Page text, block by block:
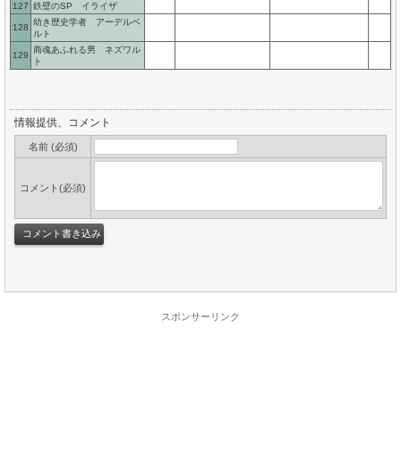
127 鉄壁のSP イライザ
128
幼き歴史学者 アーデルベ
ルト
129
商魂あふれる男 ネズワル
ト
情報提供、コメント
名前 (必須)
コメント(必須)
スポンサーリンク